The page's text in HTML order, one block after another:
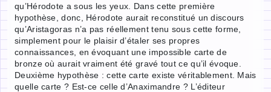
qu’Hérodote a sous les yeux. Dans cette première
hypothèse, donc, Hérodote aurait reconstitué un discours
qu’Aristagoras n’a pas réellement tenu sous cette forme,
simplement pour le plaisir d’étaler ses propres
connaissances, en évoquant une impossible carte de
bronze où aurait vraiment été gravé tout ce qu’il évoque.
Deuxième hypothèse : cette carte existe véritablement. Mais
quelle carte ? Est-ce celle d’Anaximandre ? L’éditeur